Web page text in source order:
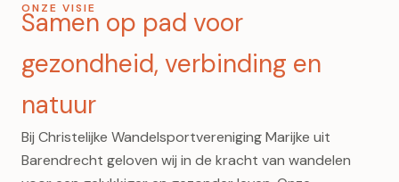
ONZE VISIE
Samen op pad voor
gezondheid, verbinding en
natuur
Bij Christelijke Wandelsportvereniging Marijke uit
Barendrecht geloven wij in de kracht van wandelen